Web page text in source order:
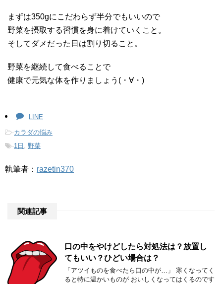
まずは350gにこだわらず半分でもいいので
野菜を摂取する習慣を身に着けていくこと。
そしてダメだった日は割り切ること。
野菜を継続して食べることで
健康で元気な体を作りましょう(・∀・)
LINE
-カラダの悩み
-1日 , 野菜
執筆者： razetin370
関連記事
口の中をやけどしたら対処法は？放置し
てもいい？ひどい場合は？
「アツイものを食べたら口の中が…」 寒くなってく
ると特に温かいものが おいしくなってはくるのです